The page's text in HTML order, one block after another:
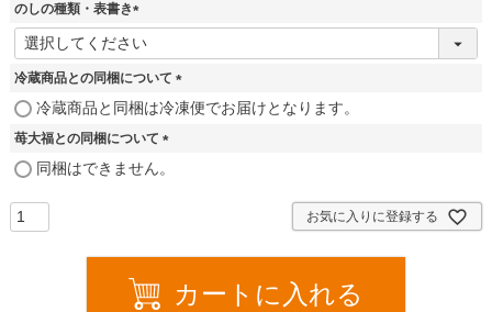
のしの種類・表書き
(
必
須
冷蔵商品との同梱について
(
冷蔵商品と同梱は冷凍便でお届けとなります。
苺大福との同梱について
同梱はできません。
お気に入りに登録する
カートに入れる